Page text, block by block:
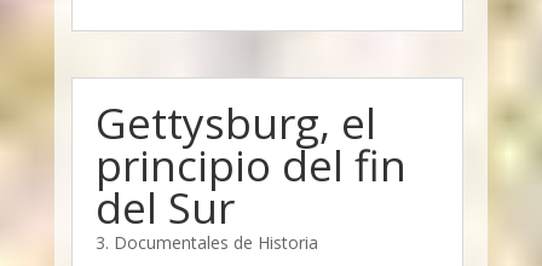
Gettysburg, el
principio del fin
del Sur
3. Documentales de Historia